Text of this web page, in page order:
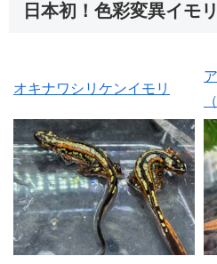
日本初！色彩変異イモ
オキナワシリケンイモリ